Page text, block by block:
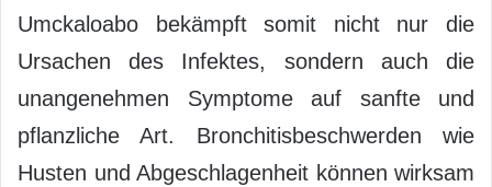
Umckaloabo bekämpft somit nicht nur die
Ursachen des Infektes, sondern auch die
unangenehmen Symptome auf sanfte und
pflanzliche Art. Bronchitisbeschwerden wie
Husten und Abgeschlagenheit können wirksam